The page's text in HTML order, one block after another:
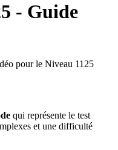
- Guide
pour le Niveau 1125
qui représente le test
et une difficulté